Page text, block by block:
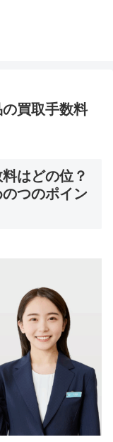
買取手数料
はどの位？
つのポイン